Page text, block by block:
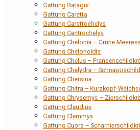
Gattung Batagur
Gattung Caretta
Gattung Carettochelys
Gattung Centrochelys
Gattung Chelonia – Grüne
Gattung Chelonoidis
Gattung Chelus –
Gattung Chelydra –
Gattung Chersina
Gattung Chitra – Kurzkopf-
Gattung Chrysemys –
Gattung Claudius
Gattung Clemmys
Gattung Cuora –